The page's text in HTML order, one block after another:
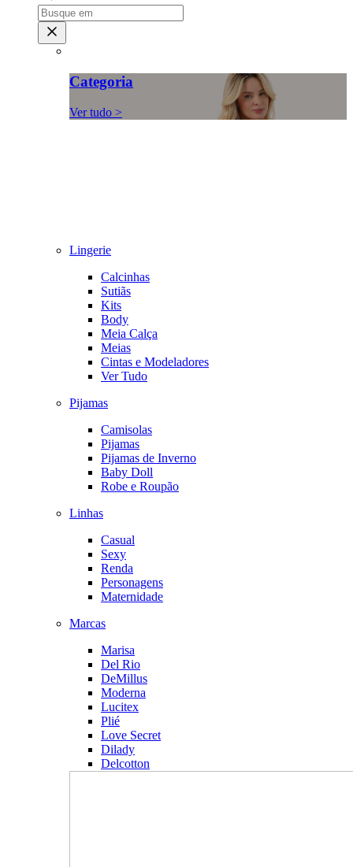
Categoria
Ver tudo >
Lingerie
Calcinhas
Sutiãs
Kits
Body
Meia Calça
Meias
Cintas e Modeladores
Ver Tudo
Pijamas
Camisolas
Pijamas
Pijamas de Inverno
Baby Doll
Robe e Roupão
Linhas
Casual
Sexy
Renda
Personagens
Maternidade
Marcas
Marisa
Del Rio
DeMillus
Moderna
Lucitex
Plié
Love Secret
Dilady
Delcotton